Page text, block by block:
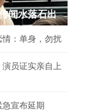
闻水落石出
：单身，勿扰
员证实亲自上
宣布延期